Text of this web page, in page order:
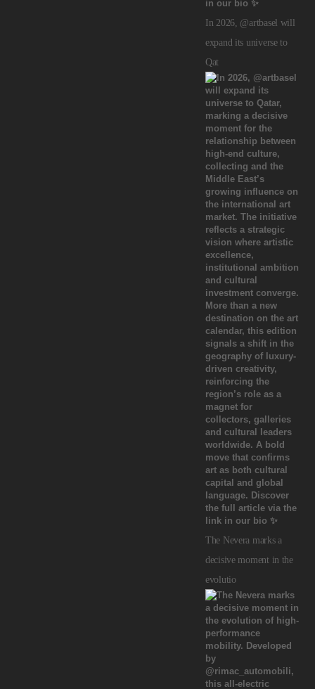
In 2026, @artbasel will
expand its universe to
Qat
The Nevera marks a
decisive moment in the
evolutio